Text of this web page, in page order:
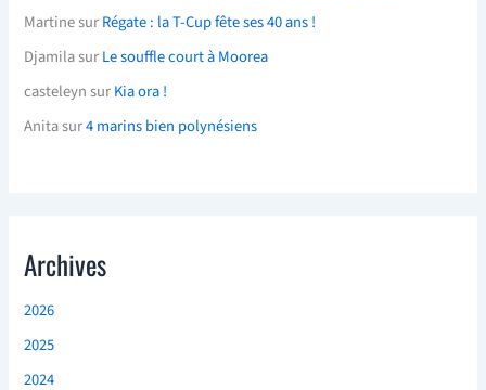
MartinesurRégate : la T-Cup fête ses 40 ans !
DjamilasurLe souffle court à Moorea
casteleynsurKia ora !
Anitasur4 marins bien polynésiens
Archives
2026
2025
2024